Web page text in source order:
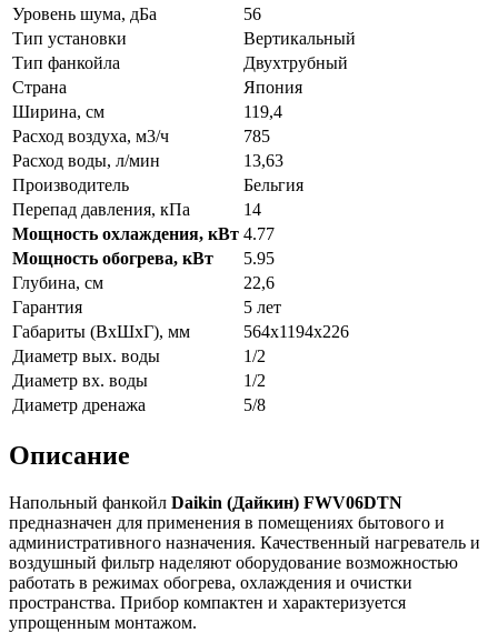
Уровень шума, дБа
56
Тип установки
Вертикальный
Тип фанкойла
Двухтрубный
Страна
Япония
Ширина, см
119,4
Расход воздуха, м3/ч
785
Расход воды, л/мин
13,63
Производитель
Бельгия
Перепад давления, кПа
14
Мощность охлаждения, кВт 4.77
Мощность обогрева, кВт
5.95
Глубина, см
22,6
Гарантия
5 лет
Габариты (ВxШxГ), мм
564х1194х226
Диаметр вых. воды
1/2
Диаметр вх. воды
1/2
Диаметр дренажа
5/8
Описание
Напольный фанкойл Daikin (Дайкин) FWV06DTN
предназначен для применения в помещениях бытового и
административного назначения. Качественный нагреватель и
воздушный фильтр наделяют оборудование возможностью
работать в режимах обогрева, охлаждения и очистки
пространства. Прибор компактен и характеризуется
упрощенным монтажом.